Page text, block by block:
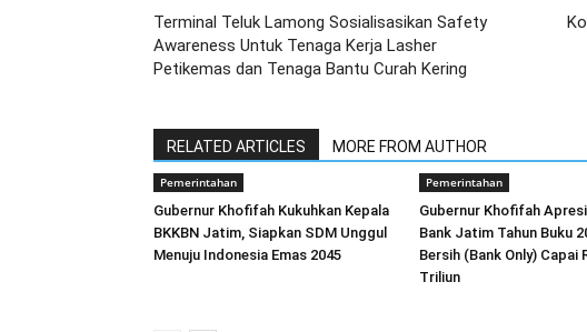
Terminal Teluk Lamong Sosialisasikan Safety
Awareness Untuk Tenaga Kerja Lasher
Petikemas dan Tenaga Bantu Curah Kering
RELATED ARTICLES MORE FROM AUTHOR
Pemerintahan
Gubernur Khofifah Kukuhkan Kepala
BKKBN Jatim, Siapkan SDM Unggul
Menuju Indonesia Emas 2045
Pemerintahan
Gubernur Khofifah
Bank Jatim Tahun Buku
Bersih (Bank Only) Capai
Triliun